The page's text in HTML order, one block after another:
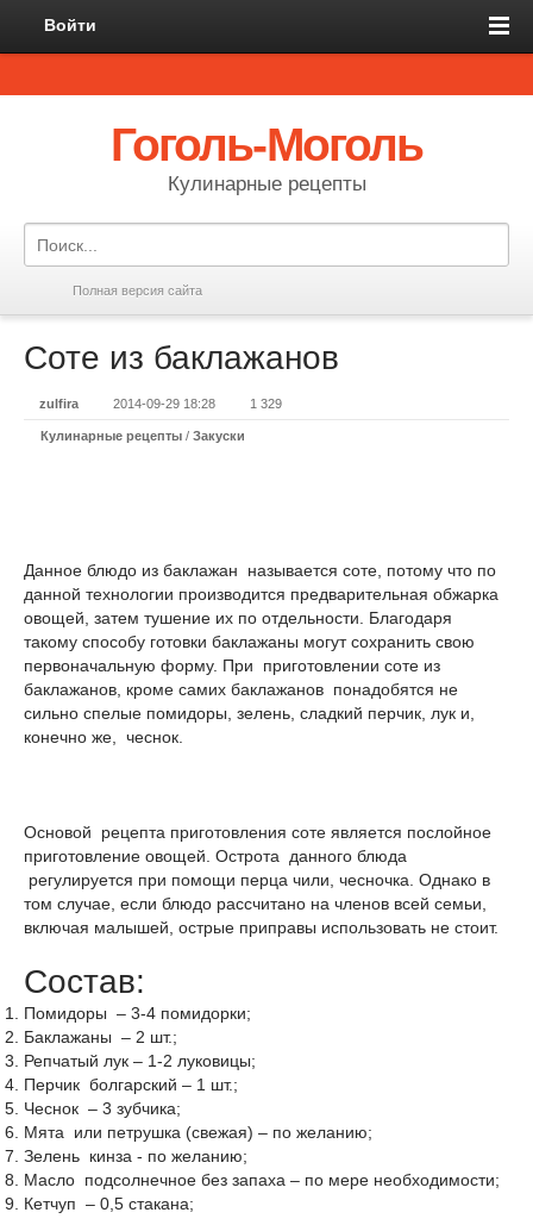
Войти
Гоголь-Моголь
Кулинарные рецепты
Полная версия сайта
Соте из баклажанов
zulfira 2014-09-29 18:28 1 329
Кулинарные рецепты / Закуски
Данное блюдо из баклажан называется соте, потому что по
данной технологии производится предварительная обжарка
овощей, затем тушение их по отдельности. Благодаря
такому способу готовки баклажаны могут сохранить свою
первоначальную форму. При приготовлении соте из
баклажанов, кроме самих баклажанов понадобятся не
сильно спелые помидоры, зелень, сладкий перчик, лук и,
конечно же, чеснок.
Основой рецепта приготовления соте является послойное
приготовление овощей. Острота данного блюда
регулируется при помощи перца чили, чесночка. Однако в
том случае, если блюдо рассчитано на членов всей семьи,
включая малышей, острые приправы использовать не стоит.
Состав:
Помидоры – 3-4 помидорки;
Баклажаны – 2 шт.;
Репчатый лук – 1-2 луковицы;
Перчик болгарский – 1 шт.;
Чеснок – 3 зубчика;
Мята или петрушка (свежая) – по желанию;
Зелень кинза - по желанию;
Масло подсолнечное без запаха – по мере необходимости;
Кетчуп – 0,5 стакана;